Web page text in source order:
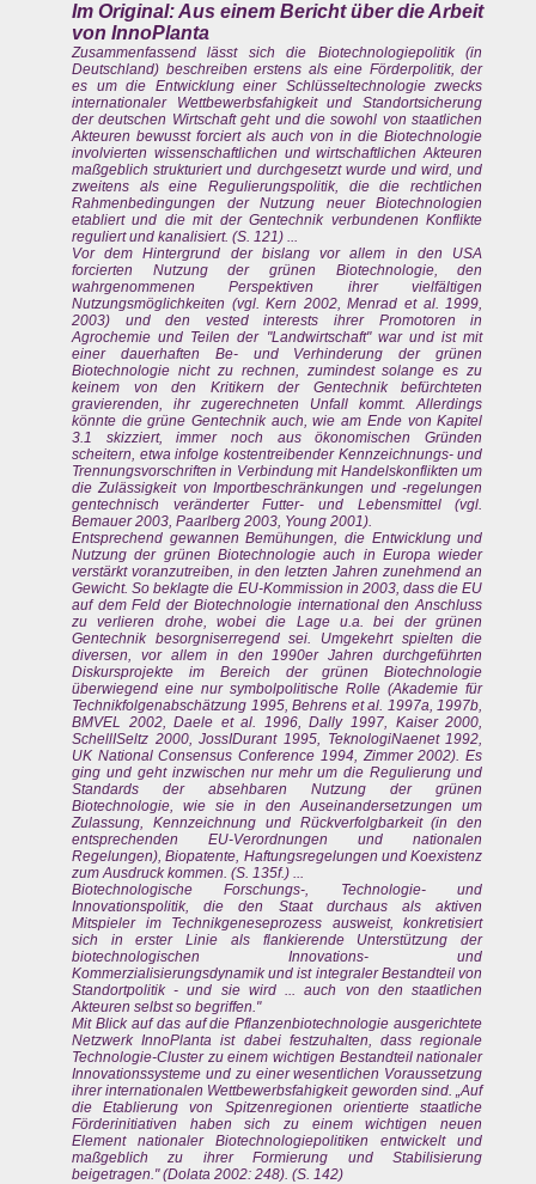
Im Original: Aus einem Bericht über die Arbeit
von InnoPlanta
Zusammenfassend lässt sich die Biotechnologiepolitik (in
Deutschland) beschreiben erstens als eine Förderpolitik, der
es um die Entwicklung einer Schlüsseltechnologie zwecks
internationaler Wettbewerbsfahigkeit und Standortsicherung
der deutschen Wirtschaft geht und die sowohl von staatlichen
Akteuren bewusst forciert als auch von in die Biotechnologie
involvierten wissenschaftlichen und wirtschaftlichen Akteuren
maßgeblich strukturiert und durchgesetzt wurde und wird, und
zweitens als eine Regulierungspolitik, die die rechtlichen
Rahmenbedingungen der Nutzung neuer Biotechnologien
etabliert und die mit der Gentechnik verbundenen Konflikte
reguliert und kanalisiert. (S. 121) ...
Vor dem Hintergrund der bislang vor allem in den USA
forcierten Nutzung der grünen Biotechnologie, den
wahrgenommenen Perspektiven ihrer vielfältigen
Nutzungsmöglichkeiten (vgl. Kern 2002, Menrad et al. 1999,
2003) und den vested interests ihrer Promotoren in
Agrochemie und Teilen der "Landwirtschaft" war und ist mit
einer dauerhaften Be- und Verhinderung der grünen
Biotechnologie nicht zu rechnen, zumindest solange es zu
keinem von den Kritikern der Gentechnik befürchteten
gravierenden, ihr zugerechneten Unfall kommt. Allerdings
könnte die grüne Gentechnik auch, wie am Ende von Kapitel
3.1 skizziert, immer noch aus ökonomischen Gründen
scheitern, etwa infolge kostentreibender Kennzeichnungs- und
Trennungsvorschriften in Verbindung mit Handelskonflikten um
die Zulässigkeit von Importbeschränkungen und -regelungen
gentechnisch veränderter Futter- und Lebensmittel (vgl.
Bemauer 2003, Paarlberg 2003, Young 2001).
Entsprechend gewannen Bemühungen, die Entwicklung und
Nutzung der grünen Biotechnologie auch in Europa wieder
verstärkt voranzutreiben, in den letzten Jahren zunehmend an
Gewicht. So beklagte die EU-Kommission in 2003, dass die EU
auf dem Feld der Biotechnologie international den Anschluss
zu verlieren drohe, wobei die Lage u.a. bei der grünen
Gentechnik besorgniserregend sei. Umgekehrt spielten die
diversen, vor allem in den 1990er Jahren durchgeführten
Diskursprojekte im Bereich der grünen Biotechnologie
überwiegend eine nur symbolpolitische Rolle (Akademie für
Technikfolgenabschätzung 1995, Behrens et al. 1997a, 1997b,
BMVEL 2002, Daele et al. 1996, Dally 1997, Kaiser 2000,
SchellISeltz 2000, JossIDurant 1995, TeknologiNaenet 1992,
UK National Consensus Conference 1994, Zimmer 2002). Es
ging und geht inzwischen nur mehr um die Regulierung und
Standards der absehbaren Nutzung der grünen
Biotechnologie, wie sie in den Auseinandersetzungen um
Zulassung, Kennzeichnung und Rückverfolgbarkeit (in den
entsprechenden EU-Verordnungen und nationalen
Regelungen), Biopatente, Haftungsregelungen und Koexistenz
zum Ausdruck kommen. (S. 135f.) ...
Biotechnologische Forschungs-, Technologie- und
Innovationspolitik, die den Staat durchaus als aktiven
Mitspieler im Technikgeneseprozess ausweist, konkretisiert
sich in erster Linie als flankierende Unterstützung der
biotechnologischen Innovations- und
Kommerzialisierungsdynamik und ist integraler Bestandteil von
Standortpolitik - und sie wird ... auch von den staatlichen
Akteuren selbst so begriffen."
Mit Blick auf das auf die Pflanzenbiotechnologie ausgerichtete
Netzwerk InnoPlanta ist dabei festzuhalten, dass regionale
Technologie-Cluster zu einem wichtigen Bestandteil nationaler
Innovationssysteme und zu einer wesentlichen Voraussetzung
ihrer internationalen Wettbewerbsfahigkeit geworden sind. „Auf
die Etablierung von Spitzenregionen orientierte staatliche
Förderinitiativen haben sich zu einem wichtigen neuen
Element nationaler Biotechnologiepolitiken entwickelt und
maßgeblich zu ihrer Formierung und Stabilisierung
beigetragen." (Dolata 2002: 248). (S. 142)